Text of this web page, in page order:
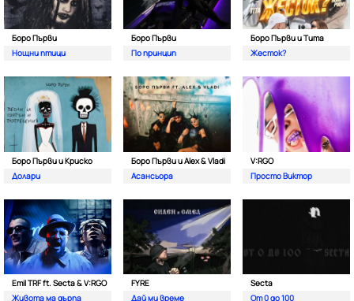
Боро Първи
Нощни птици
Боро Първи
По принцип
Боро Първи и Тита
Жесток?
Боро Първи и Криско
Долари
Боро Първи и Alex & Vladi
Асансьора
V:RGO
Просто Виктор
Emil TRF ft. Secta & V:RGO
Живота ма дърпа
FYRE
Дай ми време
Secta
От 0 до 100